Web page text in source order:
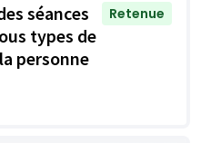
séances
types de
personne
Retenue